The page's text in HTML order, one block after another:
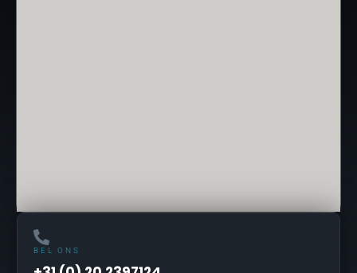
BEL ONS